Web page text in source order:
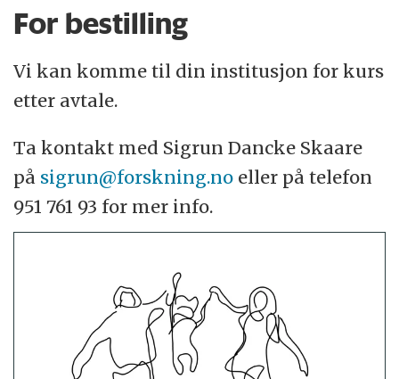
For bestilling
Vi kan komme til din institusjon for kurs
etter avtale.
Ta kontakt med Sigrun Dancke Skaare
på sigrun@forskning.no eller på telefon
951 761 93 for mer info.